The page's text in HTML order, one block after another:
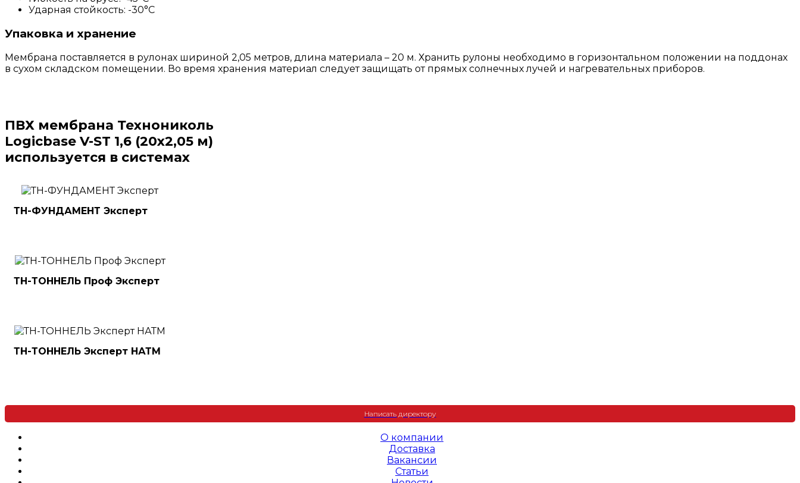
Ударная стойкость: -30°С
Упаковка и хранение
Мембрана поставляется в рулонах шириной 2,05 метров, длина материала – 20 м. Хранить рулоны необходимо в горизонтальном положении на поддонах
в сухом складском помещении. Во время хранения материал следует защищать от прямых солнечных лучей и нагревательных приборов.
ПВХ мембрана Технониколь
Logicbase V-ST 1,6 (20х2,05 м)
используется в системах
ТН-ФУНДАМЕНТ Эксперт
ТН-ТОННЕЛЬ Проф Эксперт
ТН-ТОННЕЛЬ Эксперт НАТМ
Написать директору
О компании
Доставка
Вакансии
Статьи